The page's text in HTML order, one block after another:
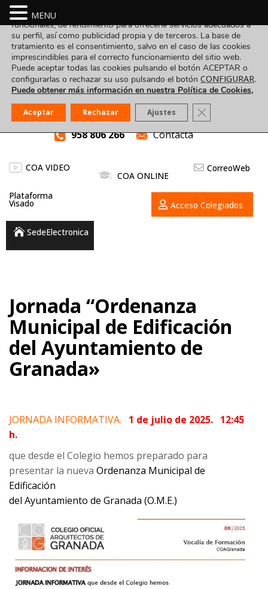
958 806 266 Contacta
COA VIDEO
COA ONLINE
CorreoWeb
Plataforma
Visado Acceso Colegiados
SedeElectronica
Jornada “Ordenanza
Municipal de Edificación
del Ayuntamiento de
Granada»
JORNADA INFORMATIVA.
1 de julio de 2025. 12:45
h.
que desde el Colegio hemos preparado para
presentar la nueva Ordenanza Municipal de
Edificación
del Ayuntamiento de Granada (O.M.E.)
MENU
Utilizamos cookies propias y de terceros para fines analíticos,
funcionales, de rendimiento para ofrecerle servicios adecuados a
su perfil, así como publicidad propia y de terceros. La base de
tratamiento es el consentimiento, salvo en el caso de las cookies
imprescindibles para el correcto funcionamiento del sitio web.
Puede aceptar todas las cookies pulsando el botón ACEPTAR o
configurarlas o rechazar su uso pulsando el botón CONFIGURAR.
Puede obtener más información en nuestra Política de Cookies,
Aceptar Rechazar Ajustes Cerrar el banner